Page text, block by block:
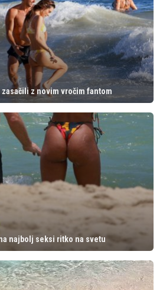
z novim vročim fantom
najbolj seksi ritko na svetu